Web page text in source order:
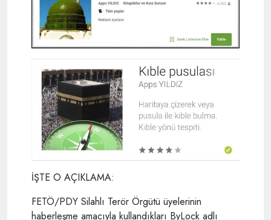
İŞTE O AÇIKLAMA:
FETÖ/PDY Silahlı Terör Örgütü üyelerinin
haberleşme amacıyla kullandıkları ByLock adlı